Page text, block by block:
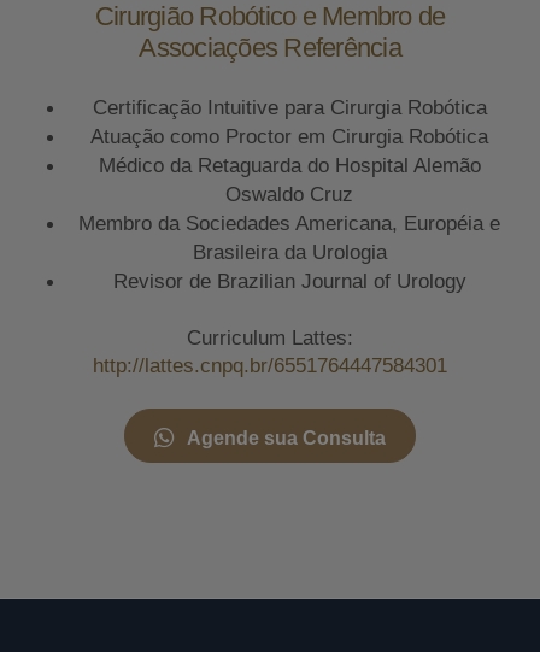
Cirurgião Robótico e Membro de
Associações Referência
Certificação Intuitive para Cirurgia Robótica
Atuação como Proctor em Cirurgia Robótica
Médico da Retaguarda do Hospital Alemão
Oswaldo Cruz
Membro da Sociedades Americana, Européia e
Brasileira da Urologia
Revisor de Brazilian Journal of Urology
Curriculum Lattes:
http://lattes.cnpq.br/6551764447584301
Agende sua Consulta